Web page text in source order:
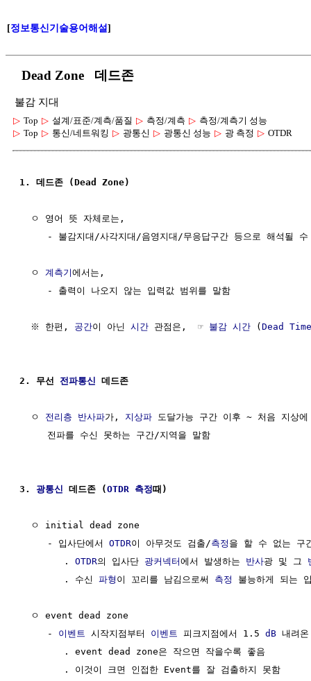
[정보통신기술용어해설]
Dead Zone 데드존
불감 지대
▷ Top ▷ 설계/표준/계측/품질 ▷ 측정/계측 ▷ 측정/계측기 성능
▷ Top ▷ 통신/네트워킹 ▷ 광통신 ▷ 광통신 성능 ▷ 광 측정 ▷ OTDR
1. 데드존 (Dead Zone)
  ㅇ 영어 뜻 자체로는,
- 불감지대/사각지대/음영지대/무응답구간 등으로 해석될 수
  ㅇ
계측기에서는,
     - 출력이 나오지 않는 입력값 범위를 말함
  ※ 한편,
공간이 아닌 시간 관점은,  ☞ 불감 시간 (Dead Time
2. 무선 전파통신 데드존
  ㅇ
전리층 반사파가, 지상파 도달가능 구간 이후 ~ 처음 지상
     전파를 수신 못하는 구간/지역을 말함
3. 광통신 데드존 (OTDR 측정때)
  ㅇ initial dead zone
     - 입사단에서
OTDR이 아무것도 검출/측정 을 할 수 없는 구
        .
OTDR의 입사단 광커넥터에서 발생하는 반사광 및 그
        . 수신
파형 이 꼬리를 남김으로써 측정 불능하게 되는
  ㅇ event dead zone
     -
이벤트 시작지점부터 이벤트 피크지점에서 1.5 dB 내려
        . event dead zone은 작으면 작을수록 좋음
        . 이것이 크면 인접한 Event를 잘 검출하지 못함